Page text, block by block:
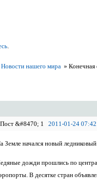
.
Новости нашего мира »Конечная
1 2011-01-24 07:42
Земле начался новый
дожди прошлись по
В десятке стран